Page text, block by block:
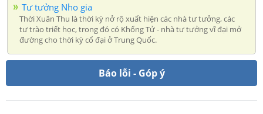
Tư tưởng Nho gia
Thời Xuân Thu là thời kỳ nở rộ xuất hiện các nhà tư tưởng, các
tư trào triết học, trong đó có Khổng Tử - nhà tư tưởng vĩ đại mở
đường cho thời kỳ cổ đại ở Trung Quốc.
Báo lỗi - Góp ý